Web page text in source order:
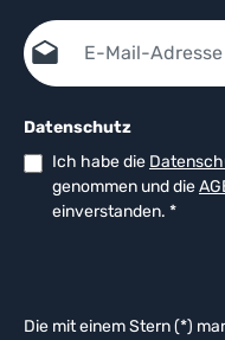
E-Mail-Adresse*
Datenschutz
Ich habe die
genommen und die
einverstanden. *
Die mit einem Stern (*)